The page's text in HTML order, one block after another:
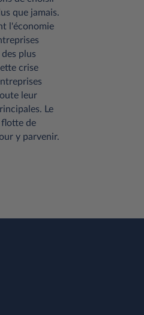
que jamais.
l'économie
plus
crise
leur
Le
flotte de
y parvenir.